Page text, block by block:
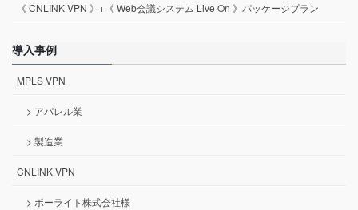
《 CNLINK VPN 》+《 Web会議システム Live On 》パッケージプラン
導入事例
MPLS VPN
> アパレル業
> 製造業
CNLINK VPN
> ポーライト株式会社様